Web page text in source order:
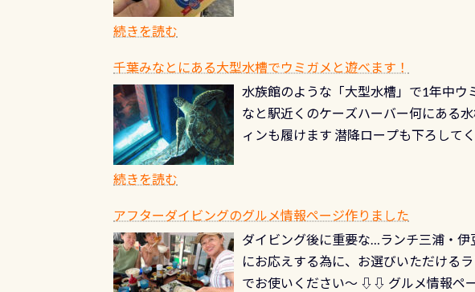
ダウンカレントが発生している箇所な
る(流される)のは快感です！ 特別天然
記念物の「オオサンショウウオ」です
すが、ここ長良川ではかなりの確立で
終営業日までの発行分 【注意事項】※
やオリジナルカード対象のディスティ
す。 ※ 2026年12月の認定でも、2027
思い出になる ダイビングを始めるきっ
も、ワクワクが続く60周年限定企画で
PADIグッズが当たるチャンス 受講し
ルくじに参加する
続きを読む
千葉みなとにある大型水槽でウミガメと遊べます！
水族館のような「大型水槽」で1年中
なと駅近くのケーズハーバー何にある
ィンも履けます 潜降ロープも下ろして
楽しみ頂けます 反対側の窓からも見る
できます！ かなり楽しめます是非ご参
にもなりますヨ 料金等、詳しくは 詳細
続きを読む
アフターダイビングのグルメ情報ページ作りました
ダイビング後に重要な…ランチ三浦・
にお応えする為に、お選びいただける
でお使いください～ ⇩⇩ グルメ情報ペ